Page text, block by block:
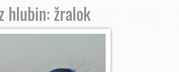
hlubin: žralok